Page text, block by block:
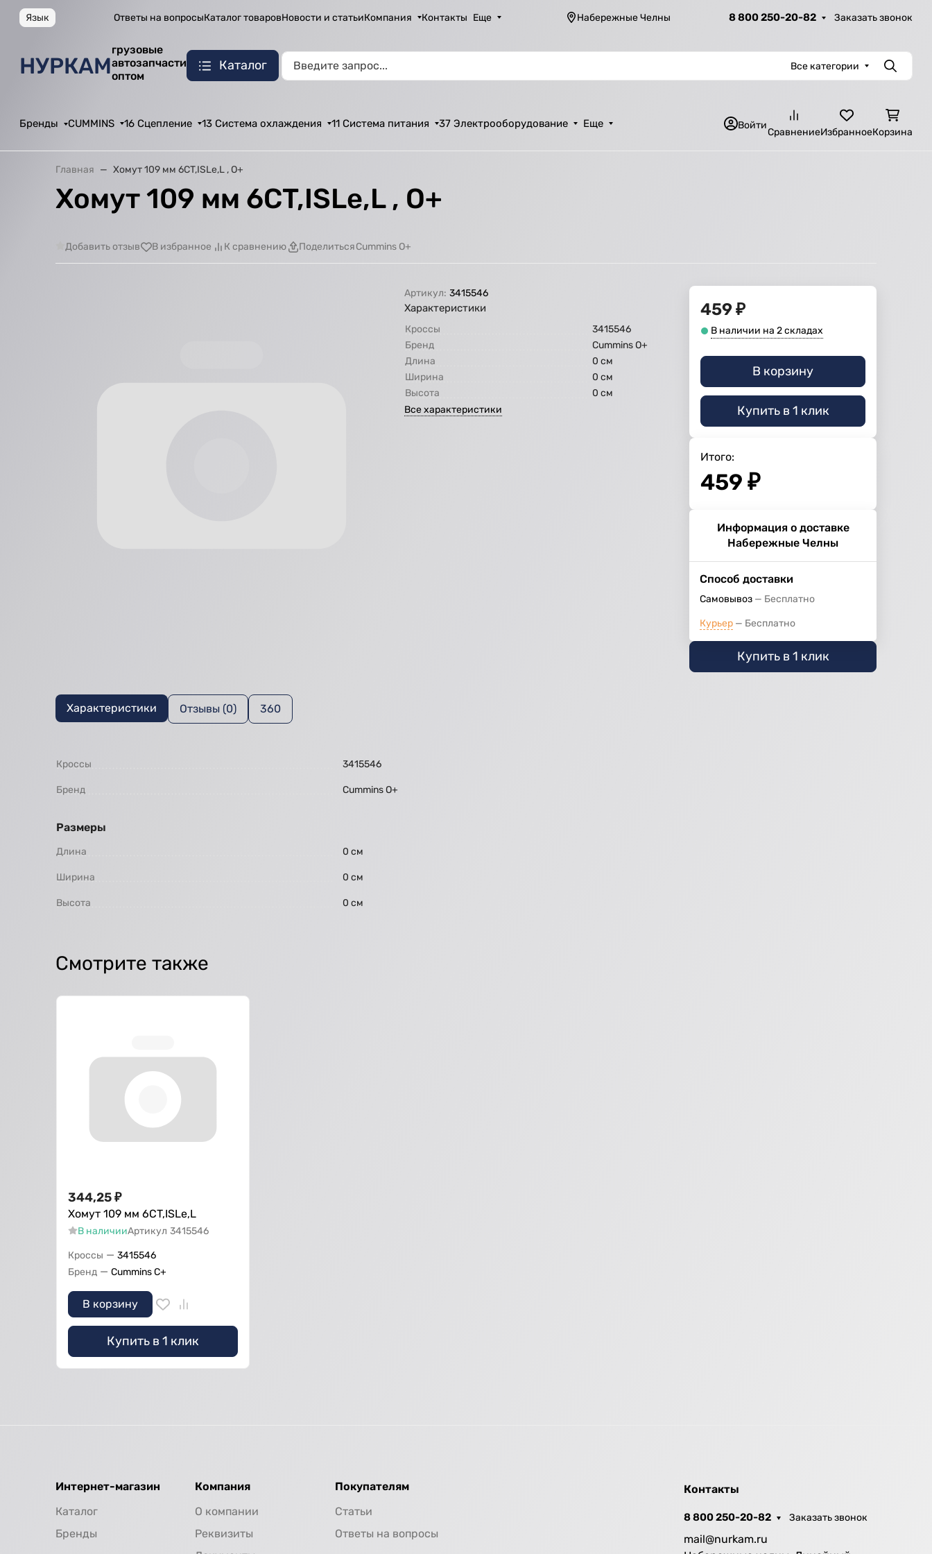
Язык Ответы на вопросыКаталог товаровНовости и статьиКомпания Контакты Еще Набережные Челны 8 800 250-20-82 Заказать звонок
НУРКАМ
грузовые
автозапчасти
оптом
Каталог Все категории Поиск
Бренды CUMMINS 16 Сцепление 13 Система охлаждения 11 Система питания 37 Электрооборудование Еще Войти
СравнениеИзбранноеКорзина
Главная Хомут 109 мм 6CT,ISLe,L , О+
Хомут 109 мм 6CT,ISLe,L , О+
Добавить отзыв В избранное К сравнению ПоделитьсяCummins O+
Артикул: 3415546
Характеристики
Кроссы
3415546
Бренд
Cummins O+
Длина
0 см
Ширина
0 см
Высота
0 см
Все характеристики
459₽
В наличии на 2 складах
В корзину
Купить в 1 клик
Итого:
459 ₽
Информация о доставке
Набережные Челны
Способ доставки
Самовывоз Бесплатно
Курьер Бесплатно
Купить в 1 клик
Характеристики Отзывы (0) 360
Кроссы 3415546
Бренд Cummins O+
Размеры
Длина 0 см
Ширина 0 см
Высота 0 см
Смотрите также
344,25₽
Хомут 109 мм 6CT,ISLe,L
В наличииАртикул 3415546
Кроссы — 3415546
Бренд — Cummins C+
В корзину
Купить в 1 клик
Интернет-магазин
Каталог
Бренды
Компания
О компании
Реквизиты
Покупателям
Статьи
Ответы на вопросы
Контакты
8 800 250-20-82 Заказать звонок
mail@nurkam.ru